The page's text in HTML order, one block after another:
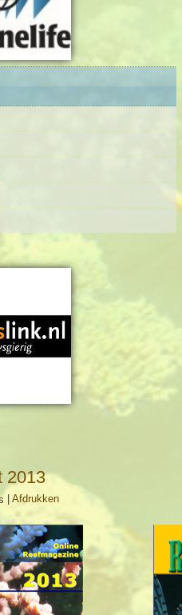
2013
|Afdrukken